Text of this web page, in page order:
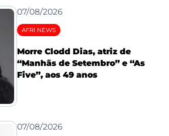
07/08/2026
AFRI NEWS
Morre Clodd Dias, atriz de
“Manhãs de Setembro” e “As
Five”, aos 49 anos
07/08/2026